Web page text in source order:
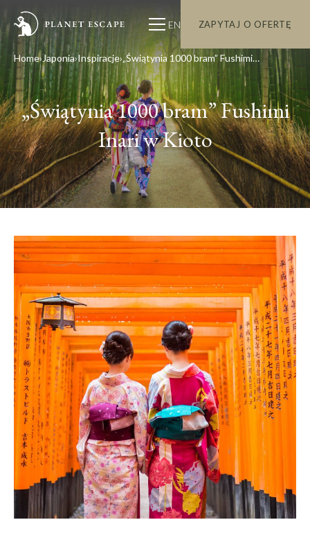
EN ZAPYTAJ O OFERTĘ
Home Japonia Inspiracje „Świątynia 1000 bram” Fushimi Inari w Kioto
„Świątynia 1000 bram” Fushimi
Inari w Kioto